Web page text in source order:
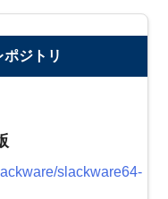
ジトリ
slackware64-